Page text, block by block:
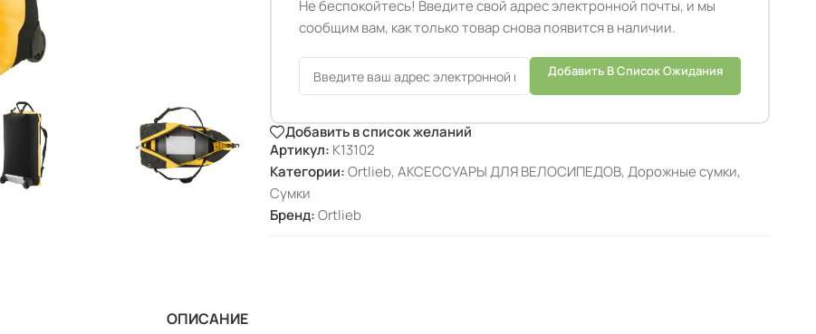
Не беспокойтесь! Введите свой адрес электронной почты, и мы
сообщим вам, как только товар снова появится в наличии.
Добавить В Список Ожидания
Добавить в список желаний
Артикул: K13102
Категории: Ortlieb, АКСЕССУАРЫ ДЛЯ ВЕЛОСИПЕДОВ, Дорожные сумки,
Сумки
Бренд:Ortlieb
ОПИСАНИЕ